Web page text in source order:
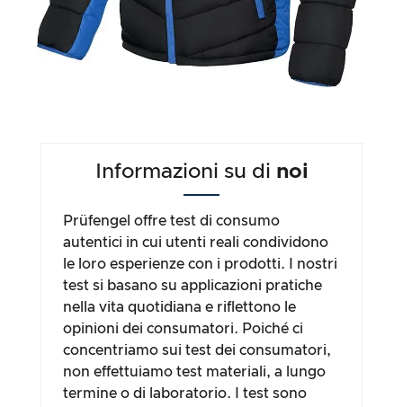
Informazioni su di noi
Prüfengel offre test di consumo
autentici in cui utenti reali condividono
le loro esperienze con i prodotti. I nostri
test si basano su applicazioni pratiche
nella vita quotidiana e riflettono le
opinioni dei consumatori. Poiché ci
concentriamo sui test dei consumatori,
non effettuiamo test materiali, a lungo
termine o di laboratorio. I test sono